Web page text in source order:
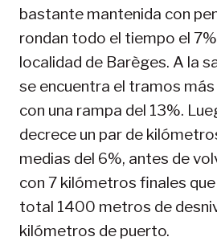
bastante mantenida con
rondan todo el tiempo el
localidad de Barèges. A la
se encuentra el tramos más
con una rampa del 13%.
decrece un par de
medias del 6%, antes de
con 7 kilómetros finales
total 1400 metros de
kilómetros de puerto.